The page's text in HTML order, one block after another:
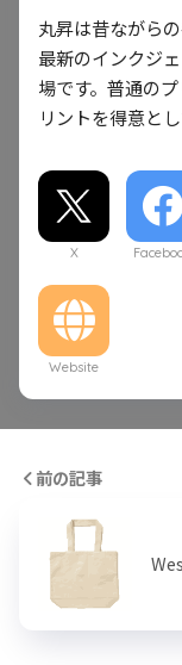
丸昇は昔ながら
最新のインクジ
場です。普通の
リントを得意とし
X
Website
前の記事